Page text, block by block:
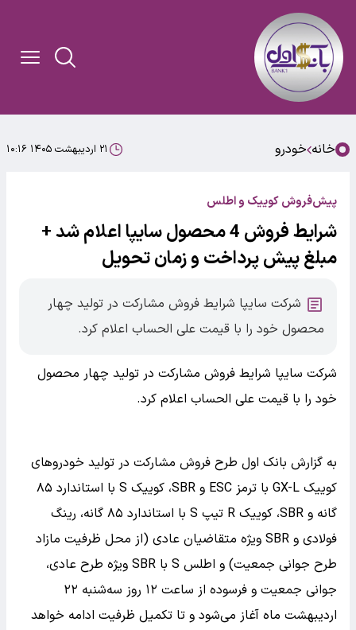
خانه خودرو ۲۱ اردیبهشت ۱۴۰۵ ۱۰:۱۶
پیش‌فروش کوییک و اطلس
شرایط فروش 4 محصول سایپا اعلام شد +
مبلغ پیش پرداخت و زمان تحویل
شرکت سایپا شرایط فروش مشارکت در تولید چهار
محصول خود را با قیمت علی الحساب اعلام کرد.
شرکت سایپا شرایط فروش مشارکت در تولید چهار محصول
خود را با قیمت علی الحساب اعلام کرد.
به گزارش بانک اول طرح ‌فروش مشارکت در تولید خودروهای
کوییک GX-L با ترمز ESC و SBR، کوییک S با استاندارد ۸۵
گانه و SBR، کوییک R تیپ S با استاندارد ۸۵ گانه، رینگ
فولادی و SBR ویژه متقاضیان عادی (از محل ظرفیت مازاد
طرح جوانی جمعیت) و اطلس S با SBR ویژه طرح عادی،
جوانی جمعیت و فرسوده از ساعت ۱۲ روز سه‌شنبه ۲۲
اردیبهشت ماه آغاز می‌شود و تا تکمیل ظرفیت ادامه خواهد